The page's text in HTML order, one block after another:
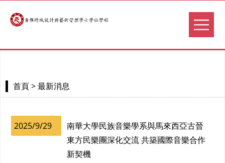
首頁 > 最新消息
2025/9/29
南華大學民族音樂學系與馬來西亞古晉
東方民樂團深化交流 共築國際音樂合作
新契機